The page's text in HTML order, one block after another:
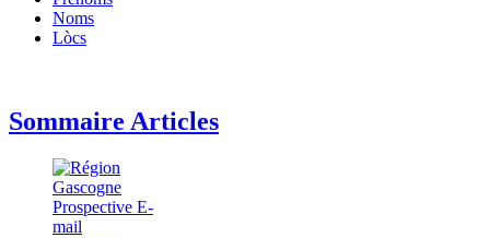
Noms
Lòcs
Sommaire Articles